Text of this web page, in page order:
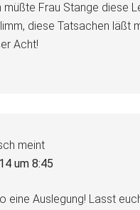
müßte Frau Stange diese
diese Tatsachen läßt
Acht!
meint
um 8:45
eine Auslegung! Lasst